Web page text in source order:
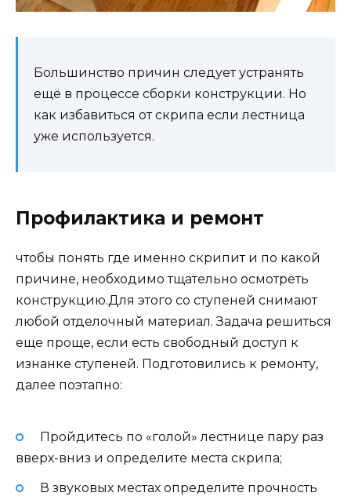
Большинство причин следует устранять
ещё в процессе сборки конструкции. Но
как избавиться от скрипа если лестница
уже используется.
Профилактика и ремонт
чтобы понять где именно скрипит и по какой
причине, необходимо тщательно осмотреть
конструкцию.Для этого со ступеней снимают
любой отделочный материал. Задача решиться
еще проще, если есть свободный доступ к
изнанке ступеней. Подготовились к ремонту,
далее поэтапно:
Пройдитесь по «голой» лестнице пару раз
вверх-вниз и определите места скрипа;
В звуковых местах определите прочность